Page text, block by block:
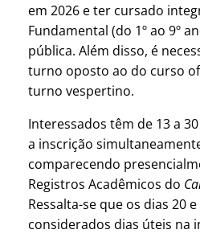
em 2026 e ter cursado
Fundamental (do 1º ao 9º
pública. Além disso, é
turno oposto ao do curso
turno vespertino.
Interessados têm de 13 a
a inscrição
comparecendo
Registros Acadêmicos do
Ressalta-se que os dias 20
considerados dias úteis na